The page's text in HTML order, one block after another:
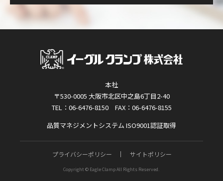
本社
〒530-0005 大阪市北区中之島6丁目2-40
TEL：06-6476-8150 FAX：06-6476-8155
品質マネジメントシステム ISO9001認証取得
プライバシーポリシー サイトポリシー
Copyright © Eagle Clamp All Rights Reserved.